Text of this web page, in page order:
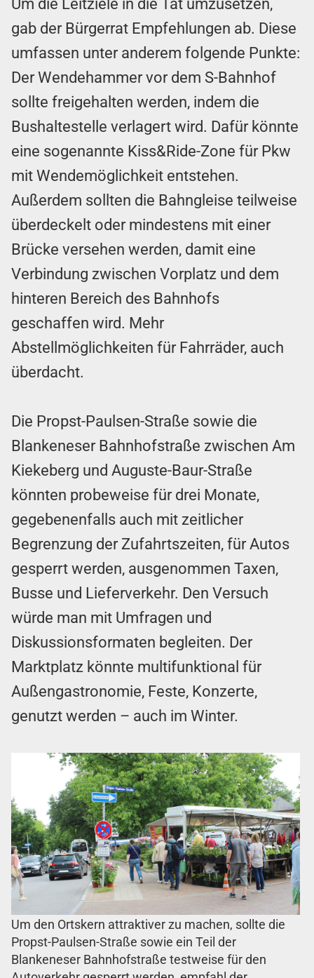
Um die Leitziele in die Tat umzusetzen,
gab der Bürgerrat Empfehlungen ab. Diese
umfassen unter anderem folgende Punkte:
Der Wendehammer vor dem S-Bahnhof
sollte freigehalten werden, indem die
Bushaltestelle verlagert wird. Dafür könnte
eine sogenannte Kiss&Ride-Zone für Pkw
mit Wendemöglichkeit entstehen.
Außerdem sollten die Bahngleise teilweise
überdeckelt oder mindestens mit einer
Brücke versehen werden, damit eine
Verbindung zwischen Vorplatz und dem
hinteren Bereich des Bahnhofs
geschaffen wird. Mehr
Abstellmöglichkeiten für Fahrräder, auch
überdacht.
Die Propst-Paulsen-Straße sowie die
Blankeneser Bahnhofstraße zwischen Am
Kiekeberg und Auguste-Baur-Straße
könnten probeweise für drei Monate,
gegebenenfalls auch mit zeitlicher
Begrenzung der Zufahrtszeiten, für Autos
gesperrt werden, ausgenommen Taxen,
Busse und Lieferverkehr. Den Versuch
würde man mit Umfragen und
Diskussionsformaten begleiten. Der
Marktplatz könnte multifunktional für
Außengastronomie, Feste, Konzerte,
genutzt werden – auch im Winter.
Um den Ortskern attraktiver zu machen, sollte die
Propst-Paulsen-Straße sowie ein Teil der
Blankeneser Bahnhofstraße testweise für den